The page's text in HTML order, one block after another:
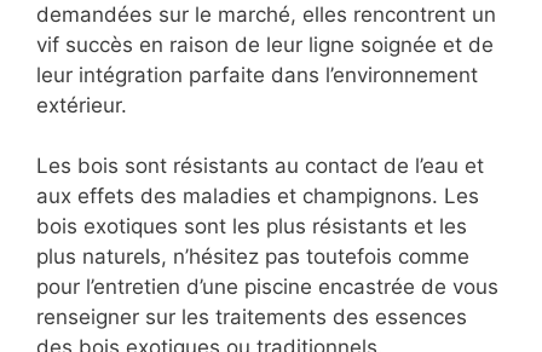
demandées sur le marché, elles rencontrent un
vif succès en raison de leur ligne soignée et de
leur intégration parfaite dans l’environnement
extérieur.
Les bois sont résistants au contact de l’eau et
aux effets des maladies et champignons. Les
bois exotiques sont les plus résistants et les
plus naturels, n’hésitez pas toutefois comme
pour l’entretien d’une piscine encastrée de vous
renseigner sur les traitements des essences